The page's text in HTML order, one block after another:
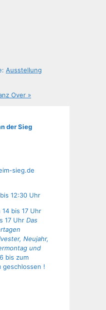
Ausstellung
Over »
der Sieg
sieg.de
12:30 Uhr
14 bis 17 Uhr
17 Uhr Das
Neujahr,
und
bis zum
geschlossen !